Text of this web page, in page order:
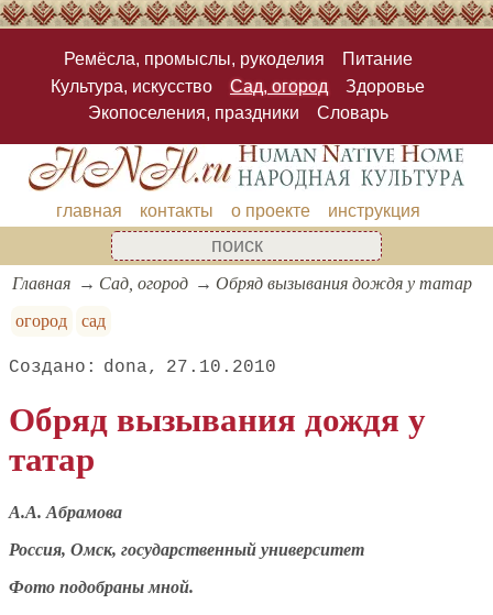
Ремёсла, промыслы, рукоделия
Питание
Культура, искусство
Сад, огород
Здоровье
Экопоселения, праздники
Словарь
главная контакты о проекте инструкция
Главная Сад, огород
Обряд вызывания дождя у татар
огород
сад
dona 27.10.2010
Обряд вызывания дождя у
татар
А.А. Абрамова
Россия, Омск, государственный университет
Фото подобраны мной.